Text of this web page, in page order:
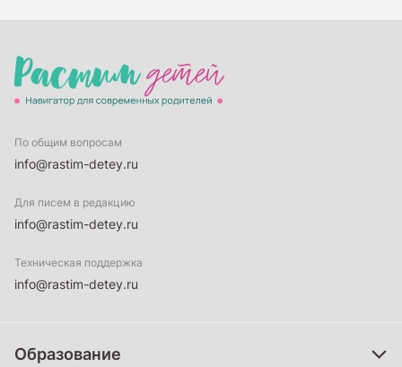
По общим вопросам
info@rastim-detey.ru
Для писем в редакцию
info@rastim-detey.ru
Техническая поддержка
info@rastim-detey.ru
Образование